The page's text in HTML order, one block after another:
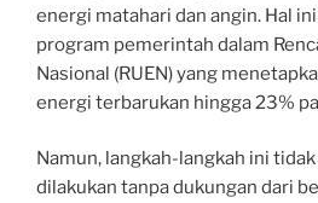
energi matahari dan angin. Hal
program pemerintah dalam
Nasional (RUEN) yang
energi terbarukan hingga 23%
Namun, langkah-langkah ini
dilakukan tanpa dukungan dari